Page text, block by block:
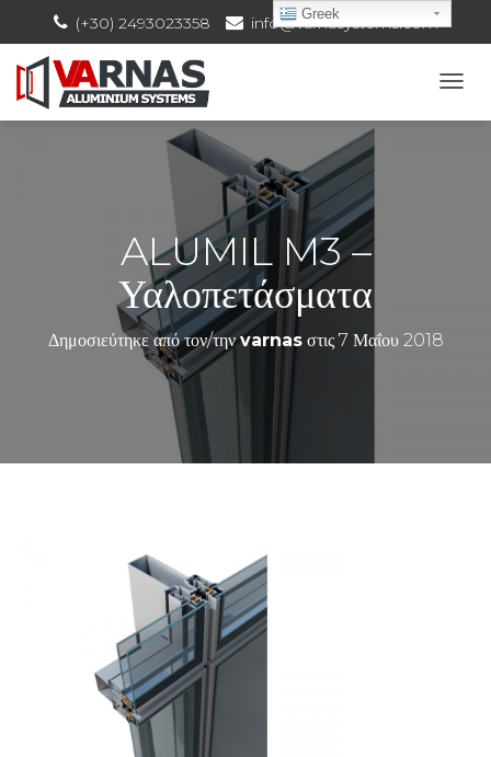
(+30) 2493023358 info@varnasystems.com
Ν
ALUMIL M3 –
Υαλοπετάσματα
Δημοσιεύτηκε από τον/τηνvarnasστις 7 Μαΐου 2018
Greek